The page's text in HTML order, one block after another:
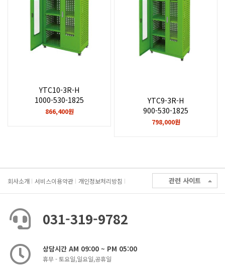
YTC10-3R-H
1000-530-1825
866,400원
YTC9-3R-H
900-530-1825
798,000원
회사소개 서비스이용약관 개인정보처리방침 관련 사이트
031-319-9782
상담시간 AM 09:00 ~ PM 05:00
휴무 - 토요일,일요일,공휴일